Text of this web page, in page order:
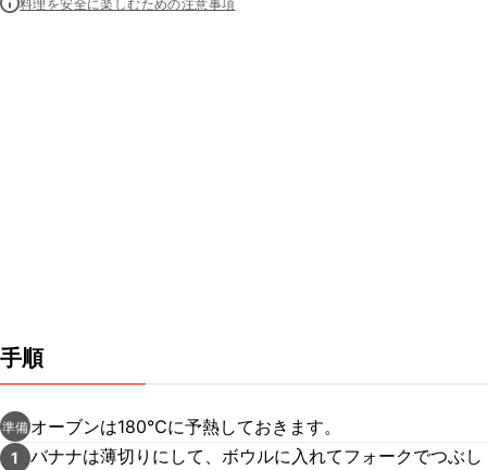
料理を安全に楽しむための注意事項
手順
準備 オーブンは180℃に予熱しておきます。
1
バナナは薄切りにして、ボウルに入れてフォークでつぶし